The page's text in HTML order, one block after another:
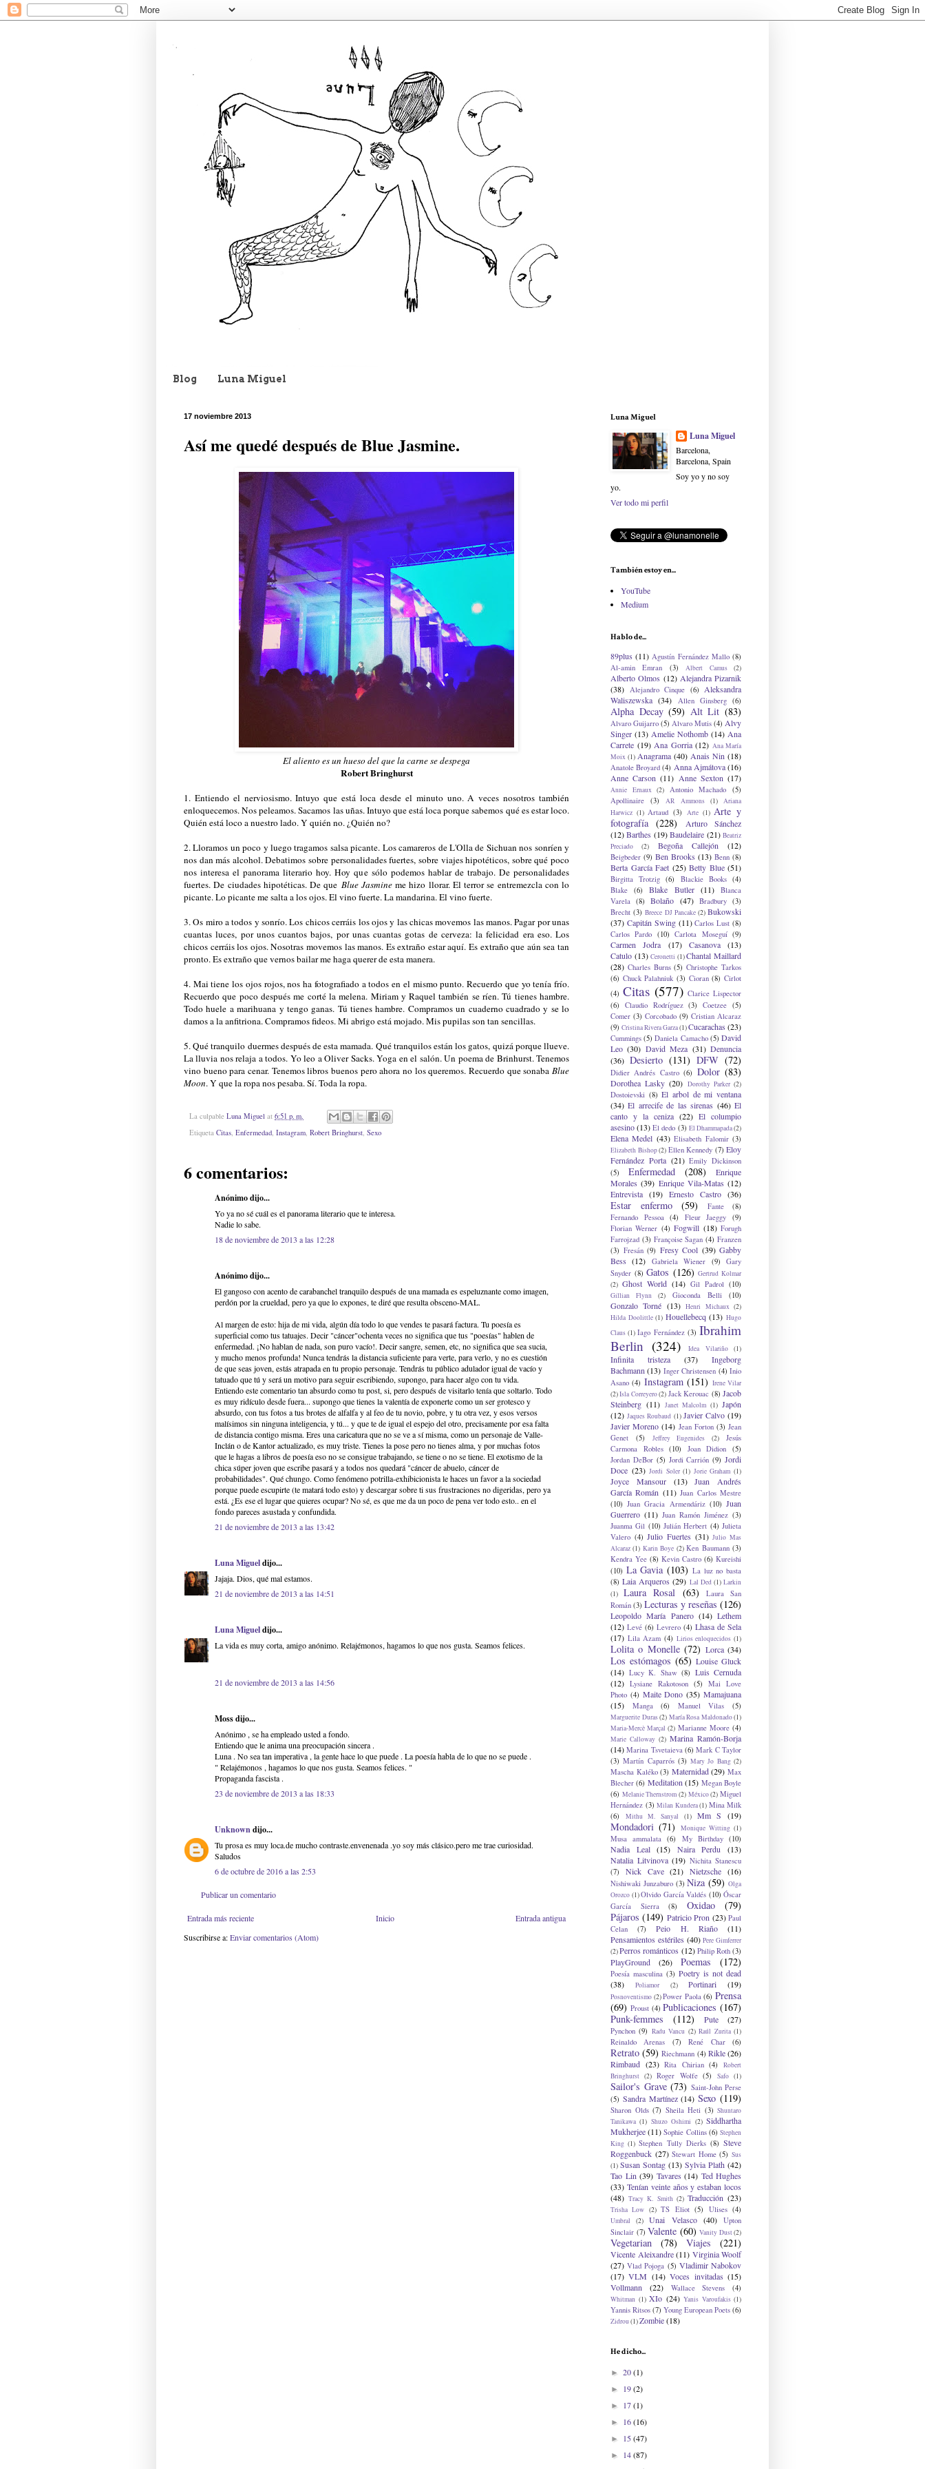
Blog Luna Miguel
17 noviembre 2013
Así me quedé después de Blue Jasmine.
El aliento es un hueso del que la carne se despega
Robert Bringhurst
1. Entiendo el nerviosismo. Intuyo que está loca desde el minuto uno. A veces nosotros también
enloquecemos. Nos peleamos. Sacamos las uñas. Intuyo que está loca porque sabemos qué es estar loco.
Quién está loco a nuestro lado. Y quién no. ¿Quién no?
2. Lloramos un poco y luego tragamos salsa picante. Los camareros de L'Olla de Sichuan nos sonríen y
nos dan más alcohol. Debatimos sobre personalidades fuertes, sobre viajes hipotéticos, sobre qué poco
nos interesa el panorama literario hoy. Hoy que sólo podemos hablar de trabajo. De personalidades
fuertes. De ciudades hipotéticas. De que Blue Jasmineme hizo llorar. El terror se entremezcla con lo
picante. Lo picante me salta a los ojos. El vino fuerte. La mandarina. El vino fuerte.
3. Os miro a todos y sonrío. Los chicos cerráis los ojos y las chicas movemos las manos. Pagar por unas
cuantas luces, por unos cuantos bajos, por unas cuantas gotas de cerveza: la felicidad era eso. Los
chicos cerráis los ojos. Nosotras movemos las manos. Es extraño estar aquí. Es extraño que aún sea tan
pronto. Es extraño que vernos bailar me haga querer de esta manera.
4. Mai tiene los ojos rojos, nos ha fotografiado a todos en el mismo punto. Recuerdo que yo tenía frío.
Recuerdo que poco después me corté la melena. Miriam y Raquel también se ríen. Tú tienes hambre.
Todo huele a marihuana y tengo ganas. Tú tienes hambre. Compramos un cuaderno cuadrado y se lo
damos a la anfitriona. Compramos fideos. Mi abrigo está mojado. Mis pupilas son tan sencillas.
5. Qué tranquilo duermes después de esta mamada. Qué tranquilos están los gatos, quizá porque llueve.
La lluvia nos relaja a todos. Yo leo a Oliver Sacks. Yoga en el salón. Un poema de Brinhurst. Tenemos
vino bueno para cenar. Tenemos libros buenos pero ahora no los queremos. Recuerdo que sonaba Blue
Moon. Y que la ropa nos pesaba. Sí. Toda la ropa.
La culpable Luna Miguel at 6:51 p. m.
Etiqueta Citas, Enfermedad, Instagram, Robert Bringhurst, Sexo
6 comentarios:
Anónimo dijo...
Yo ya no sé cuál es el panorama literario que te interesa.
Nadie lo sabe.
18 de noviembre de 2013 a las 12:28
Anónimo dijo...
El gangoso con acento de carabanchel tranquilo después de una mamada es espeluznante como imagen,
perdón por la crueldad, pero ya que lo expones, te diré que resulta obsceno-MAL.
Al margen de esto: hija de mi vida, algún día todo lo que vendes te pasará factura. Tu poesía es
superficial como tus tatuajes. Decir "cáncer"ochenta veces no significa que tus "poesías" hablen de
enfermedad. ¡No hablan de nada, son puro vacío!. Decir sangre, semen, etc, no significa que sea sucia,
y mucho menos profunda! Nunca tendrás la distancia suficiente para verte, para verlo, y no es cuestión
de que seas joven, estás atrapada en tu propio personaje. Tendrás tu público adulador igual de vacío y
tatuado que tú y será un motivo para seguir escribiendo, supongo, para hacer algo con tu vida.
Entiendo este comentario tan absurdo como tu post, si, pero después de visitarlo tenía que soltarlo. Todo
es muy ridículo desde fuera... supongo que tienes la valentía de exponerte como un ser grotesco y
absurdo, con tus fotos a tus brotes de alfalfa y al feo de tu novio, pobre, y tu otra vez, y esos versos
malísimos sin ninguna inteligencia, y tú... y que te de igual el espejo del otro, precisamente por esa falta
de distancia contigo misma. Eres una caricatura que no se ve a sí misma, como un personaje de Valle-
Inclán o de Kantor actualizado, es muy triste. Tienes la pose pero no tienes alma, y por muchas fotos
que le hagas a libros de poesía eso no se consigue trabajando, se tiene o no se tiene. El exotismo de la
chica súper joven que escribe pasará y a todos nos quedará "cáncer de abuelo, cáncer de
probabilidades". Qué chungo. Como fenómeno potrilla-exhibicionista le haces un favor a la sociedad
porque puede escupirte (te matará todo esto) y descargar sobre ti sus frustraciones no digeridas, pero ya
está. ¿Es ese el lugar que quieres ocupar? No sé, es que me da un poco de pena ver todo esto.. en el
fondo pareces asustada y confundida.
21 de noviembre de 2013 a las 13:42
Luna Migueldijo...
Jajaja. Dios, qué mal estamos.
21 de noviembre de 2013 a las 14:51
Luna Migueldijo...
La vida es muy corta, amigo anónimo. Relajémonos, hagamos lo que nos gusta. Seamos felices.
21 de noviembre de 2013 a las 14:56
Moss dijo...
Anónimo , se ha empleado usted a fondo.
Entiendo que le anima una preocupación sincera .
Luna . No sea tan imperativa , la gente hace lo que puede . La poesía habla de lo que no se puede .
" Relajémonos , hagamos lo que nos gusta. Seamos felices. "
Propaganda fascista .
23 de noviembre de 2013 a las 18:33
Unknowndijo...
Tu prosa es muy loca.de mucho contraste.envenenada .yo soy más clásico.pero me trae curiosidad.
Saludos
6 de octubre de 2016 a las 2:53
Publicar un comentario
Entrada más reciente Entrada antigua
Inicio
Suscribirse a:Enviar comentarios (Atom)
Luna Miguel
Luna Miguel
Barcelona,
Barcelona, Spain
Soy yo y no soy
yo.
Ver todo mi perfil
También estoy en...
YouTube
Medium
Hablo de...
89plus (11) Agustín Fernández Mallo (8)
Al-amin Emran
(3) Albert Camus (2)
Alberto Olmos (12) Alejandra Pizarnik
(38)
Alejandro Cinque (6)
Aleksandra
Waliszewska (34) Allen Ginsberg (6)
Alpha Decay (59) Alt Lit (83)
Alvaro Guijarro (5) Alvaro Mutis (4) Alvy
Singer (13) Amelie Nothomb (14) Ana
Carrete (19) Ana Gorria (12) Ana María
Moix (1) Anagrama (40) Anais Nin (18)
Anatole Broyard (4) Anna Ajmátova (16)
Anne Carson (11) Anne Sexton (17)
Annie Ernaux (2) Antonio Machado
(5)
Apollinaire
(3) AR Ammons (1)
Ariana
Harwicz (1) Artaud (3) Arte (1) Arte y
fotografía (228)
Arturo Sánchez
(12) Barthes (19) Baudelaire (21) Beatriz
Preciado
(2) Begoña Callejón (12)
Beigbeder (9) Ben Brooks (13) Benn (8)
Berta García Faet (25) Betty Blue (51)
Birgitta Trotzig (6) Blackie Books (4)
Blake
(6) Blake Butler (11)
Blanca
Varela
(8) Bolaño (47) Bradbury (3)
Brecht (3) Breece DJ Pancake (2) Bukowski
(37) Capitán Swing (11) Carlos Lust (8)
Carlos Pardo (10) Carlota Moseguí (9)
Carmen Jodra (17) Casanova
(13)
Catulo (13) Ceronetti (1) Chantal Maillard
(28) Charles Burns (5) Christophe Tarkos
(6) Chuck Palahniuk (3) Cioran (8) Cirlot
(4) Citas (577) Clarice Lispector
(6)
Claudio Rodríguez (3) Coetzee (5)
Comer (3) Corcobado (9) Cristian Alcaraz
(9) Cristina Rivera Garza(1)Cucarachas (23)
Cummings (5) Daniela Camacho (5) David
Leo (30) David Meza (31) Denuncia
(36) Desierto (131) DFW (72)
Didier Andrés Castro (6) Dolor (83)
Dorothea Lasky (20) Dorothy Parker (2)
Dostoievski (8) El arbol de mi ventana
(34) El arrecife de las sirenas (46) El
canto y la ceniza (22) El columpio
asesino(13) El dedo (3) El Dhammapada(2)
Elena Medel (43) Elisabeth Falomir (3)
Elizabeth Bishop(2) Ellen Kennedy (7) Eloy
Fernández Porta (21) Emily Dickinson
(5)
Enfermedad (208)
Enrique
Morales (39) Enrique Vila-Matas (12)
Entrevista (19) Ernesto Castro (36)
Estar enfermo (59) Fante
(8)
Fernando Pessoa
(4) Fleur Jaeggy
(9)
Florian Werner (4) Fogwill (18) Forugh
Farrojzad (3) Françoise Sagan (4) Franzen
(3) Fresán (9) Fresy Cool (39) Gabby
Bess (12) Gabriela Wiener (9)
Gary
Snyder (8) Gatos (126) Gertrud Kolmar
(2) Ghost World (14) Gil Padrol (10)
Gillian Flynn (2) Gioconda Belli (10)
Gonzalo Torné (13) Henri Michaux (2)
Hilda Doolittle (1) Houellebecq (13) Hugo
Claus (1) Iago Fernández (3) Ibrahim
Berlin (324) Idea Vilariño (1)
Infinita tristeza (37)
Ingeborg
Bachmann (13) Inger Christensen (4) Inio
Asano (4) Instagram (151) Irene Vilar
(2)Isla Correyero(2) Jack Kerouac (8) Jacob
Steinberg (11) Janet Malcolm (1) Japón
(12) Jaques Roubaud (1) Javier Calvo (19)
Javier Moreno (14) Jean Forton (3) Jean
Genet
(5) Jeffrey Eugenides (2)
Jesús
Carmona Robles
(10) Joan Didion
(5)
Jordan DeBor (5) Jordi Carrión (9) Jordi
Doce (23) Jordi Soler (1) Jorie Graham (1)
Joyce Mansour (13)
Juan Andrés
García Román (11) Juan Carlos Mestre
(10) Juan Gracia Armendáriz (10) Juan
Guerrero (11) Juan Ramón Jiménez (3)
Juanma Gil (10) Julián Herbert (4) Julieta
Valero (4) Julio Fuertes (31) Julio Mas
Alcaraz (1) Karin Boye (2) Ken Baumann (3)
Kendra Yee (8) Kevin Castro (6) Kureishi
(10) La Gavia (103) La luz no basta
(8) Laia Arqueros (29) Lal Ded (1) Larkin
(1)
Laura Rosal (63)
Laura San
Román (3) Lecturas y reseñas (126)
Leopoldo María Panero (14) Lethem
(12) Levé (6) Levrero (4) Lhasa de Sela
(17) Lila Azam (4) Lirios enloquecidos (1)
Lolita o Monelle (72) Lorca (34)
Los estómagos (65) Louise Gluck
(14) Lucy K. Shaw (8) Luis Cernuda
(12) Lysiane Rakotoson (5)
Mai Love
Photo (4) Maite Dono (35) Mamajuana
(15)
Manga (6) Manuel Vilas (5)
Marguerite Duras(2) María Rosa Maldonado(1)
Maria-Mercè Marçal (2) Marianne Moore (4)
Marie Calloway (2) Marina Ramón-Borja
(14) Marina Tsvetaieva (6) Mark C Taylor
(3) Martín Caparrós (3) Mary Jo Bang (2)
Mascha Kaléko (3) Maternidad (29) Max
Blecher (6) Meditation (15) Megan Boyle
(6) Melanie Thernstrom (2) México (2) Miguel
Hernández (3) Milan Kundera(1) Mina Milk
(6)
Mithu M. Sanyal (1) Mm S (19)
Mondadori (71) Monique Witting (1)
Musa ammalata (6) My Birthday (10)
Nadia Leal (15) Naira Perdu
(13)
Natalia Litvinova (19) Nichita Stanescu
(7)
Nick Cave (21) Nietzsche (16)
Nishiwaki Junzaburo (3) Niza (59) Olga
Orozco (1)Olvido García Valdés (10) Óscar
García Sierra
(8) Oxidao
(79)
Pájaros (149) Patricio Pron (23) Paul
Celan
(7) Peio H. Riaño
(11)
Pensamientos estériles (40) Pere Gimferrer
(2)Perros románticos (12) Philip Roth (3)
PlayGround (26) Poemas (172)
Poesía masculina (3) Poetry is not dead
(38)
Poliamor (2) Portinari (19)
Posnoventismo (2) Power Paola (6) Prensa
(69) Proust (4) Publicaciones (167)
Punk-femmes
(112) Pute (27)
Pynchon (9) Radu Vancu (2) Raúl Zurita (1)
Reinaldo Arenas (7) René Char (6)
Retrato (59) Riechmann (4) Rikle (26)
Rimbaud (23) Rita Chirian (4)
Robert
Bringhurst (2) Roger Wolfe (5) Safo (1)
Sailor's Grave (73) Saint-John Perse
(5) Sandra Martínez (14) Sexo (119)
Sharon Olds (7) Sheila Heti (3) Shuntaro
Tanikawa (1) Shuzo Oshimi (2) Siddhartha
Mukherjee (11) Sophie Collins (6) Stephen
King (1) Stephen Tully Dierks (8) Steve
Roggenbuck (27) Stewart Home (5) Sus
(1) Susan Sontag (13) Sylvia Plath (42)
Tao Lin (39) Tavares (14) Ted Hughes
(33) Tenían veinte años y estaban locos
(48) Tracy K. Smith (2) Traducción (23)
Trisha Low (2) TS Eliot (5) Ulises (4)
Umbral (2) Unai Velasco (40)
Upton
Sinclair (7) Valente (60) Vanity Dust(2)
Vegetarian (78) Viajes (221)
Vicente Aleixandre (11) Virginia Woolf
(27) Vlad Pojoga (5) Vladimir Nabokov
(17) VLM (14) Voces invitadas (15)
Vollmann
(22) Wallace Stevens (4)
Whitman (1) XIo (24) Yanis Varoufakis (1)
Yannis Ritsos (7) Young European Poets (6)
Zidrou(1)Zombie(18)
He dicho...
► 20(1)
► 19(2)
► 17(1)
► 16(16)
► 15(47)
► 14(87)